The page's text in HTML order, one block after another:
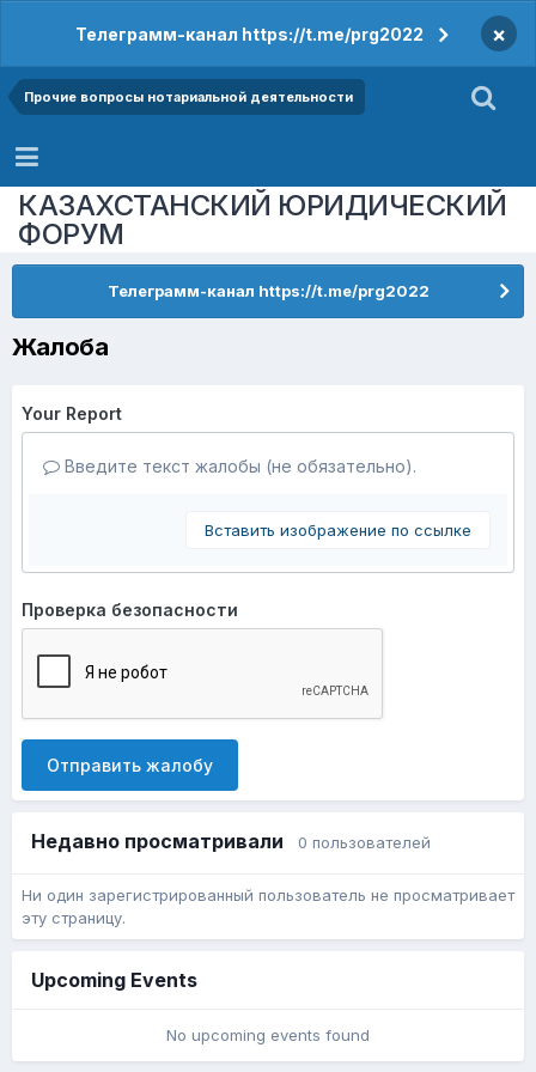
Телеграмм-канал https://t.me/prg2022 ×
Прочие вопросы нотариальной деятельности
КАЗАХСТАНСКИЙ ЮРИДИЧЕСКИЙ
ФОРУМ
Телеграмм-канал https://t.me/prg2022
Жалоба
Your Report
Введите текст жалобы (не обязательно).
Вставить изображение по ссылке
Проверка безопасности
Отправить жалобу
Недавно просматривали 0 пользователей
Ни один зарегистрированный пользователь не просматривает
эту страницу.
Upcoming Events
No upcoming events found